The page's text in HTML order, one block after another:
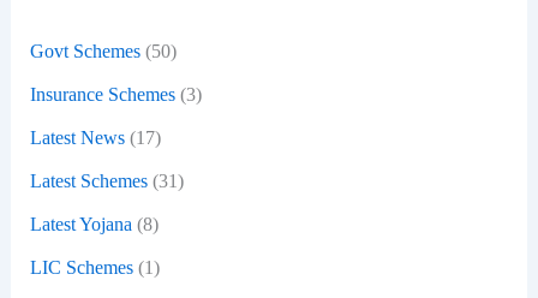
Govt Schemes(50)
Insurance Schemes(3)
Latest News(17)
Latest Schemes(31)
Latest Yojana (8)
LIC Schemes(1)